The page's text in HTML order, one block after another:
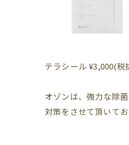
テラシール ¥3,000(税
オゾンは、強力な除
対策をさせて頂いてお